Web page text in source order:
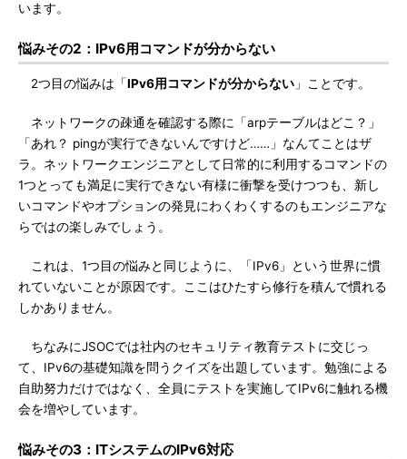
います。
悩みその2：IPv6用コマンドが分からない
2つ目の悩みは「IPv6用コマンドが分からない 」ことです。
ネットワークの疎通を確認する際に「arpテーブルはどこ？」
「あれ？ pingが実行できないんですけど……」なんてことはザ
ラ。ネットワークエンジニアとして日常的に利用するコマンドの
1つとっても満足に実行できない有様に衝撃を受けつつも、新し
いコマンドやオプションの発見にわくわくするのもエンジニアな
らではの楽しみでしょう。
これは、1つ目の悩みと同じように、「IPv6」という世界に慣
れていないことが原因です。ここはひたすら修行を積んで慣れる
しかありません。
ちなみにJSOCでは社内のセキュリティ教育テストに交じっ
て、IPv6の基礎知識を問うクイズを出題しています。勉強による
自助努力だけではなく、全員にテストを実施してIPv6に触れる機
会を増やしています。
悩みその3：ITシステムのIPv6対応